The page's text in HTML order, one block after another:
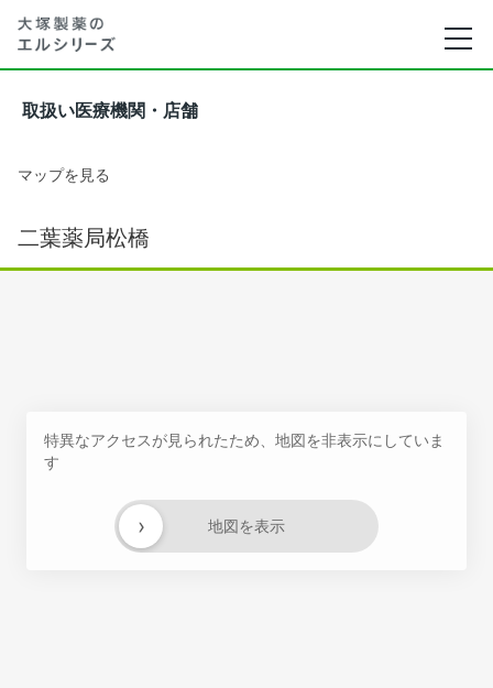
取扱い医療機関・店舗
マップを見る
二葉薬局松橋
特異なアクセスが見られたため、地図を非表示にしていま
す
地図を表示
›